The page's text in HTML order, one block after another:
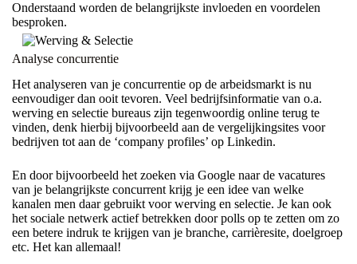
Onderstaand worden de belangrijkste invloeden en voordelen
besproken.
Analyse concurrentie
Het analyseren van je concurrentie op de arbeidsmarkt is nu
eenvoudiger dan ooit tevoren. Veel bedrijfsinformatie van o.a.
werving en selectie bureaus zijn tegenwoordig online terug te
vinden, denk hierbij bijvoorbeeld aan de vergelijkingsites voor
bedrijven tot aan de ‘company profiles’ op Linkedin.
En door bijvoorbeeld het zoeken via Google naar de vacatures
van je belangrijkste concurrent krijg je een idee van welke
kanalen men daar gebruikt voor werving en selectie. Je kan ook
het sociale netwerk actief betrekken door polls op te zetten om zo
een betere indruk te krijgen van je branche, carrièresite, doelgroep
etc. Het kan allemaal!